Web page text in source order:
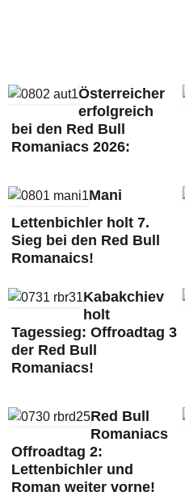
Österreicher
erfolgreich
bei den Red Bull
Romaniacs 2026:
Mani
Lettenbichler holt 7.
Sieg bei den Red Bull
Romanaics!
Kabakchiev
holt
Tagessieg: Offroadtag 3
der Red Bull
Romaniacs!
Red Bull
Romaniacs
Offroadtag 2:
Lettenbichler und
Roman weiter vorne!